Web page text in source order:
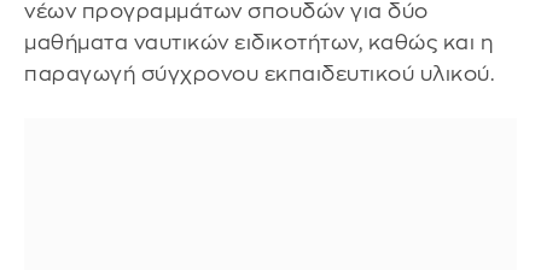
νέων προγραμμάτων σπουδών για δύο
μαθήματα ναυτικών ειδικοτήτων, καθώς και η
παραγωγή σύγχρονου εκπαιδευτικού υλικού.